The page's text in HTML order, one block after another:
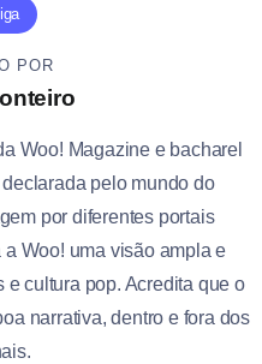
POR
Woo! Magazine e bacharel
pelo mundo do
por diferentes portais
Woo! uma visão ampla e
cultura pop. Acredita que o
narrativa, dentro e fora dos